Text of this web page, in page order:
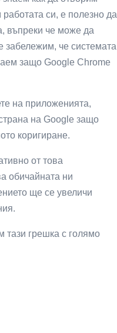
си, е полезно да
въпреки че може да
че системата
защо Google Chrome
на приложенията,
на Google защо
коригиране.
от това
обичайната ни
ще се увеличи
тази грешка с голямо